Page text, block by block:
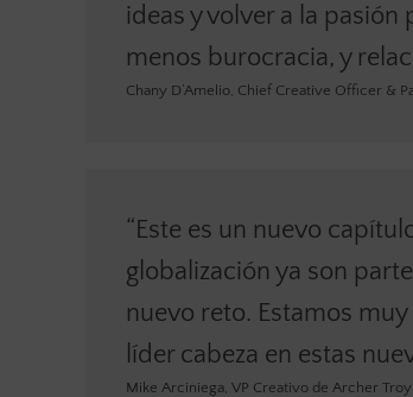
ideas y volver a la
menos burocracia, y
Chany D’Amelio, Chief Creative Officer &
“Este es un nuevo
globalización ya son
nuevo reto. Estamos
líder cabeza en estas
Mike Arciniega, VP Creativo de Archer Troy